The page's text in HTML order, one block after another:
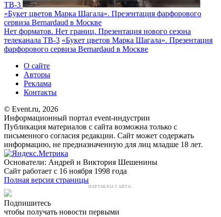
ТВ-3
«Букет цветов Марка Шагала». Презентация фарфорового
сервиза Bernardaud в Москве
Нет форматов. Нет границ. Презентация нового сезона
телеканала ТВ-3 «Букет цветов Марка Шагала». Презентация
фарфорового сервиза Bernardaud в Москве
О сайте
Авторы
Реклама
Контакты
© Event.ru, 2026
Информационный портал event-индустрии
Публикация материалов с сайта возможна только с
письменного согласия редакции. Сайт может содержать
информацию, не предназначенную для лиц младше 18 лет.
Основатели: Андрей и Виктория Шешенины
Сайт работает с 16 ноября 1998 года
Полная версия страницы
ПАРТНЕРЫ САЙТА:
Подпишитесь
чтобы получать новости первыми